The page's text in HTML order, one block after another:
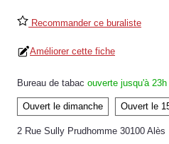
Recommander ce buraliste
Améliorer cette fiche
Bureau de tabac ouverte jusqu'à 23h
Ouvert le dimanche Ouvert le
2 Rue Sully Prudhomme 30100 Alès